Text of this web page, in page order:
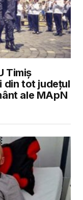
Timiș
din tot județul
ale MApN